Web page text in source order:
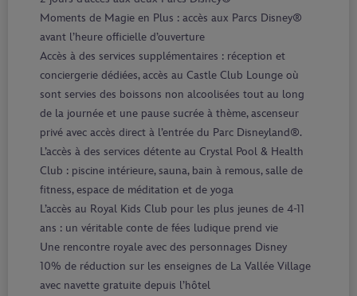
Moments de Magie en Plus : accès aux Parcs Disney®
avant l’heure officielle d’ouverture
Accès à des services supplémentaires : réception et
conciergerie dédiées, accès au Castle Club Lounge où
sont servies des boissons non alcoolisées tout au long
de la journée et une pause sucrée à thème, ascenseur
privé avec accès direct à l’entrée du Parc Disneyland®.
L’accès à des services détente au Crystal Pool & Health
Club : piscine intérieure, sauna, bain à remous, salle de
fitness, espace de méditation et de yoga
L’accès au Royal Kids Club pour les plus jeunes de 4-11
ans : un véritable conte de fées ludique prend vie
Une rencontre royale avec des personnages Disney
10% de réduction sur les enseignes de La Vallée Village
avec navette gratuite depuis l’hôtel